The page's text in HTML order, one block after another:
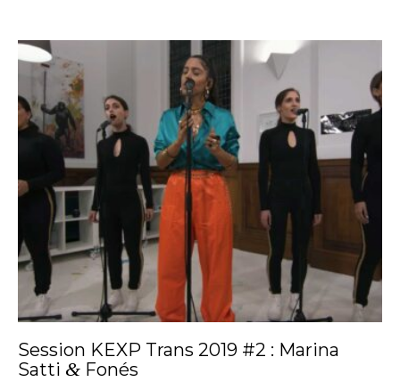
Session KEXP Trans 2019 #2 : Marina
Satti & Fonés